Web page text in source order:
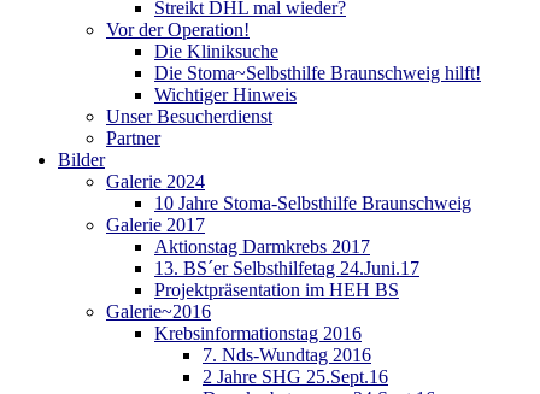
Streikt DHL mal wieder?
Vor der Operation!
Die Kliniksuche
Die Stoma~Selbsthilfe Braunschweig hilft!
Wichtiger Hinweis
Unser Besucherdienst
Partner
Bilder
Galerie 2024
10 Jahre Stoma-Selbsthilfe Braunschweig
Galerie 2017
Aktionstag Darmkrebs 2017
13. BS´er Selbsthilfetag 24.Juni.17
Projektpräsentation im HEH BS
Galerie~2016
Krebsinformationstag 2016
7. Nds-Wundtag 2016
2 Jahre SHG 25.Sept.16